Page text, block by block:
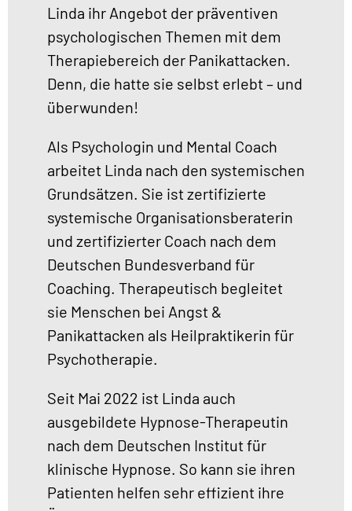
Linda ihr Angebot der präventiven
psychologischen Themen mit dem
Therapiebereich der Panikattacken.
Denn, die hatte sie selbst erlebt – und
überwunden!
Als Psychologin und Mental Coach
arbeitet Linda nach den systemischen
Grundsätzen. Sie ist zertifizierte
systemische Organisationsberaterin
und zertifizierter Coach nach dem
Deutschen Bundesverband für
Coaching. Therapeutisch begleitet
sie Menschen bei Angst &
Panikattacken als Heilpraktikerin für
Psychotherapie.
Seit Mai 2022 ist Linda auch
ausgebildete Hypnose-Therapeutin
nach dem Deutschen Institut für
klinische Hypnose. So kann sie ihren
Patienten helfen sehr effizient ihre